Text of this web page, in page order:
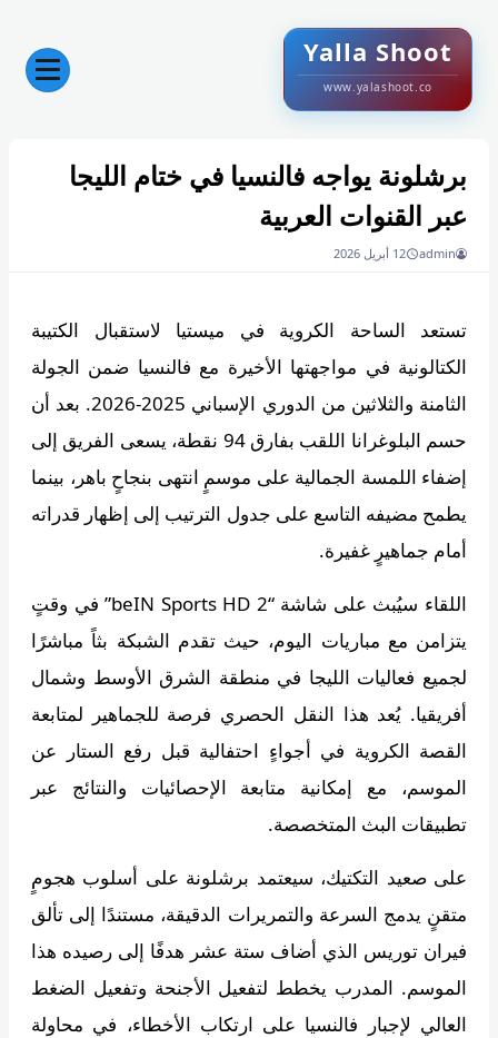
Yalla Shoot
www.yalashoot.co
برشلونة يواجه فالنسيا في ختام الليجا
عبر القنوات العربية
admin 12 أبريل 2026
تستعد الساحة الكروية في ميستيا لاستقبال الكتيبة
الكتالونية في مواجهتها الأخيرة مع فالنسيا ضمن الجولة
الثامنة والثلاثين من الدوري الإسباني 2025‑2026. بعد أن
حسم البلوغرانا اللقب بفارق 94 نقطة، يسعى الفريق إلى
إضفاء اللمسة الجمالية على موسمٍ انتهى بنجاحٍ باهر، بينما
يطمح مضيفه التاسع على جدول الترتيب إلى إظهار قدراته
أمام جماهيرٍ غفيرة.
اللقاء سيُبث على شاشة “beIN Sports HD 2” في وقتٍ
يتزامن مع مباريات اليوم، حيث تقدم الشبكة بثاً مباشرًا
لجميع فعاليات الليجا في منطقة الشرق الأوسط وشمال
أفريقيا. يُعد هذا النقل الحصري فرصة للجماهير لمتابعة
القصة الكروية في أجواءٍ احتفالية قبل رفع الستار عن
الموسم، مع إمكانية متابعة الإحصائيات والنتائج عبر
تطبيقات البث المتخصصة.
على صعيد التكتيك، سيعتمد برشلونة على أسلوب هجومٍ
متقنٍ يدمج السرعة والتمريرات الدقيقة، مستندًا إلى تألق
فيران توريس الذي أضاف ستة عشر هدفًا إلى رصيده هذا
الموسم. المدرب يخطط لتفعيل الأجنحة وتفعيل الضغط
العالي لإجبار فالنسيا على ارتكاب الأخطاء، في محاولة